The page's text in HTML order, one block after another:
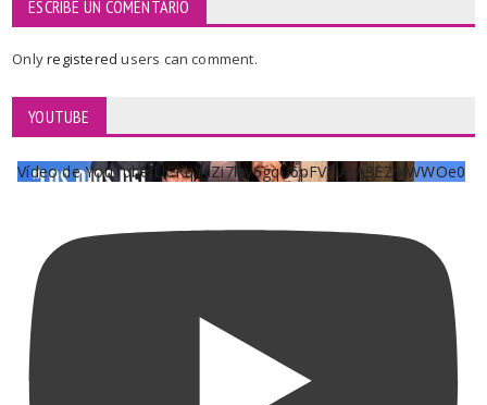
ESCRIBE UN COMENTARIO
Onlyregisteredusers can comment.
YOUTUBE
Vídeo de YouTube UCKqYjiZi7lzy6gqU6pFVFiA_A3EZ9JWWOe0